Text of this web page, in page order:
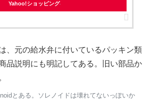
Yahoo!ショッピング
、元の給水弁に付いているパッキン類
品説明にも明記してある。旧い部品か
とある。ソレノイドは壊れてないっぽいか